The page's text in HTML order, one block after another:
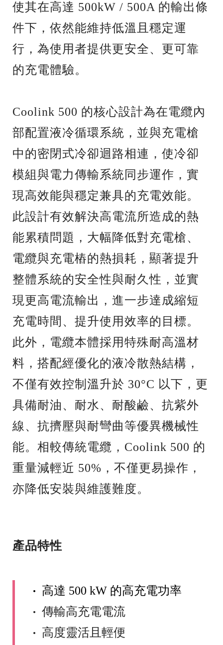
使其在高達 500kW / 500A 的輸出條
件下，依然能維持低溫且穩定運
行，為使用者提供更安全、更可靠
的充電體驗。
Coolink 500 的核心設計為在電纜內
部配置液冷循環系統，並與充電槍
中的密閉式冷卻迴路相連，使冷卻
模組與電力傳輸系統同步運作，實
現高效能與穩定兼具的充電效能。
此設計有效解決高電流所造成的熱
能累積問題，大幅降低對充電槍、
電纜與充電樁的熱損耗，顯著提升
整體系統的安全性與耐久性，並實
現更高電流輸出，進一步達成縮短
充電時間、提升使用效率的目標。
此外，電纜本體採用特殊耐高溫材
料，搭配經優化的液冷散熱結構，
不僅有效控制溫升於 30°C 以下，更
具備耐油、耐水、耐酸鹼、抗紫外
線、抗擠壓與耐彎曲等優異機械性
能。相較傳統電纜，Coolink 500 的
重量減輕近 50%，不僅更易操作，
亦降低安裝與維護難度。
產品特性
• 高達 500 kW 的高充電功率
• 傳輸高充電電流
• 高度靈活且輕便